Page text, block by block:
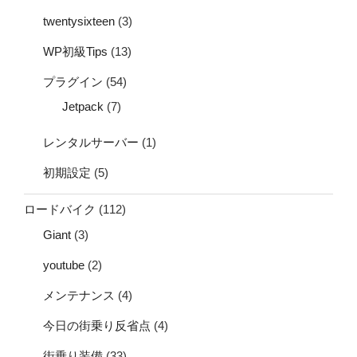
twentysixteen (3)
WP初級Tips (13)
プラグイン (54)
Jetpack (7)
レンタルサーバー (1)
初期設定 (5)
ロードバイク (112)
Giant (3)
youtube (2)
メンテナンス (4)
今日の街乗り反省点 (4)